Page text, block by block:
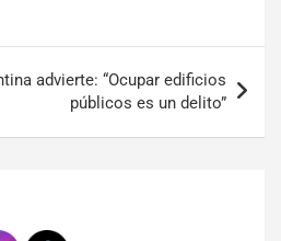
advierte: “Ocupar edificios
públicos es un delito”